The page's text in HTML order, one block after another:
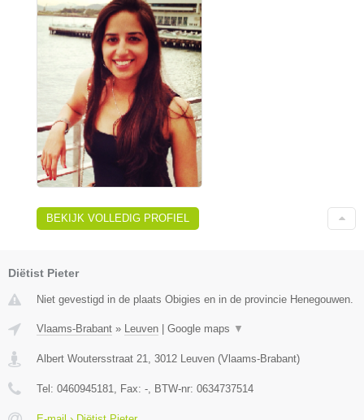
BEKIJK VOLLEDIG PROFIEL
Diëtist Pieter
Niet gevestigd in de plaats Obigies en in de provincie Henegouwen.
Vlaams-Brabant » Leuven | Google maps ▼
Albert Woutersstraat 21 3012 Leuven (Vlaams-Brabant)
Tel: 0460945181 , Fax: - , BTW-nr: 0634737514